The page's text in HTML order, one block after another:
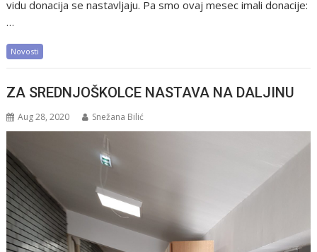
vidu donacija se nastavljaju. Pa smo ovaj mesec imali donacije:
…
Novosti
ZA SREDNJOŠKOLCE NASTAVA NA DALJINU
Aug 28, 2020 Snežana Bilić